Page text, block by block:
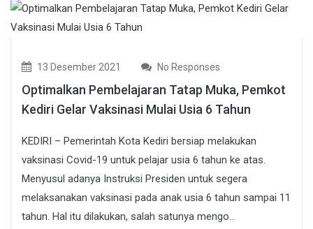
13 Desember 2021 No Responses
Optimalkan Pembelajaran Tatap Muka, Pemkot
Kediri Gelar Vaksinasi Mulai Usia 6 Tahun
KEDIRI – Pemerintah Kota Kediri bersiap melakukan
vaksinasi Covid-19 untuk pelajar usia 6 tahun ke atas.
Menyusul adanya Instruksi Presiden untuk segera
melaksanakan vaksinasi pada anak usia 6 tahun sampai 11
tahun. Hal itu dilakukan, salah satunya mengo...